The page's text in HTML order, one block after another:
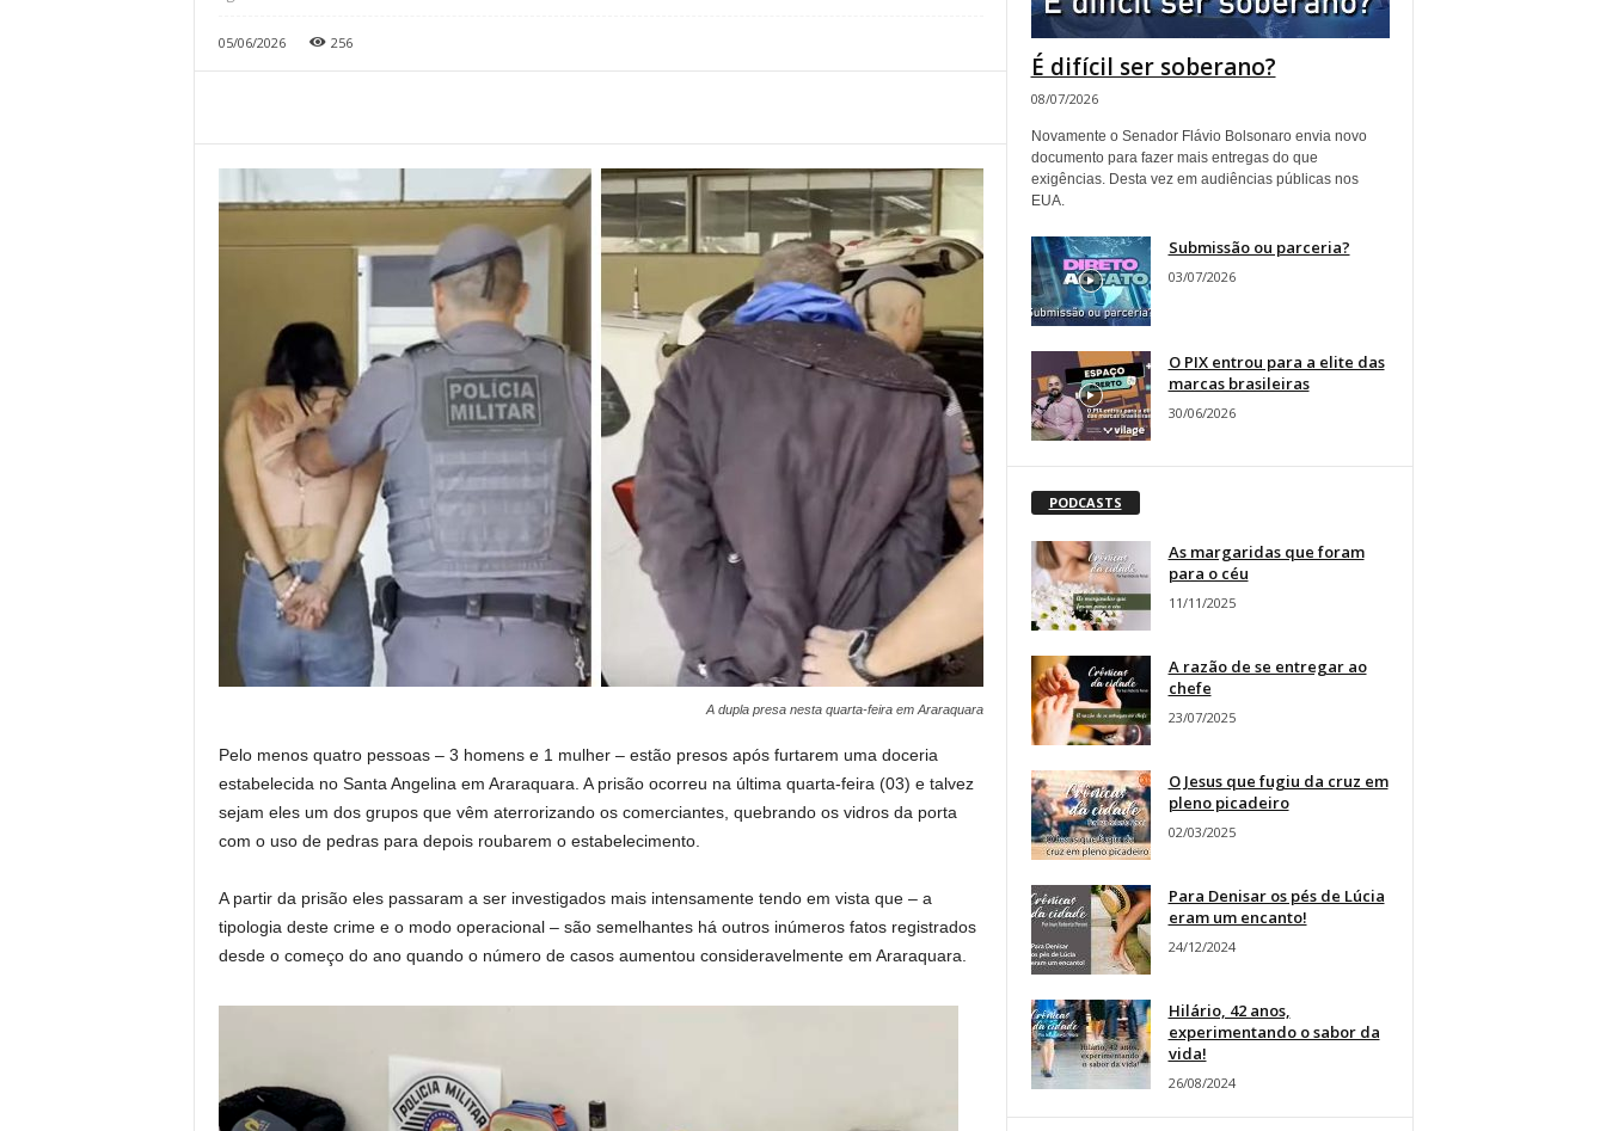
05/06/2026 256
A dupla presa nesta quarta-feira em Araraquara
Pelo menos quatro pessoas – 3 homens e 1 mulher – estão presos após furtarem uma doceria
estabelecida no Santa Angelina em Araraquara. A prisão ocorreu na última quarta-feira (03) e talvez
sejam eles um dos grupos que vêm aterrorizando os comerciantes, quebrando os vidros da porta
com o uso de pedras para depois roubarem o estabelecimento.
A partir da prisão eles passaram a ser investigados mais intensamente tendo em vista que – a
tipologia deste crime e o modo operacional – são semelhantes há outros inúmeros fatos registrados
desde o começo do ano quando o número de casos aumentou consideravelmente em Araraquara.
É difícil ser soberano?
08/07/2026
Novamente o Senador Flávio Bolsonaro envia novo
documento para fazer mais entregas do que
exigências. Desta vez em audiências públicas nos
EUA.
Submissão ou parceria?
03/07/2026
O PIX entrou para a elite das
marcas brasileiras
30/06/2026
PODCASTS
As margaridas que foram
para o céu
11/11/2025
A razão de se entregar ao
chefe
23/07/2025
O Jesus que fugiu da cruz em
pleno picadeiro
02/03/2025
Para Denisar os pés de Lúcia
eram um encanto!
24/12/2024
Hilário, 42 anos,
experimentando o sabor da
vida!
26/08/2024